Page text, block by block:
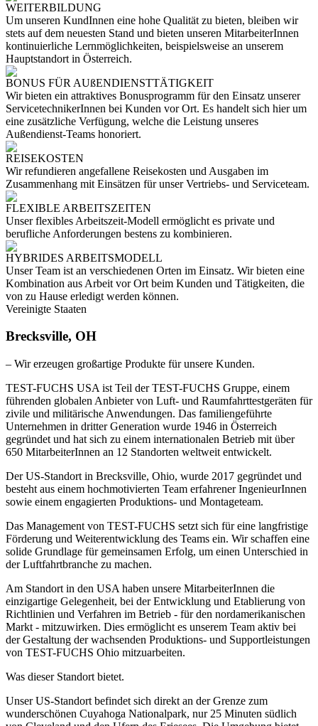
WEITERBILDUNG
Um unseren KundInnen eine hohe Qualität zu bieten, bleiben wir
stets auf dem neuesten Stand und bieten unseren MitarbeiterInnen
kontinuierliche Lernmöglichkeiten, beispielsweise an unserem
Hauptstandort in Österreich.
BONUS FÜR AUßENDIENSTTÄTIGKEIT
Wir bieten ein attraktives Bonusprogramm für den Einsatz unserer
ServicetechnikerInnen bei Kunden vor Ort. Es handelt sich hier um
eine zusätzliche Verfügung, welche die Leistung unseres
Außendienst-Teams honoriert.
REISEKOSTEN
Wir refundieren angefallene Reisekosten und Ausgaben im
Zusammenhang mit Einsätzen für unser Vertriebs- und Serviceteam.
FLEXIBLE ARBEITSZEITEN
Unser flexibles Arbeitszeit-Modell ermöglicht es private und
berufliche Anforderungen bestens zu kombinieren.
HYBRIDES ARBEITSMODELL
Unser Team ist an verschiedenen Orten im Einsatz. Wir bieten eine
Kombination aus Arbeit vor Ort beim Kunden und Tätigkeiten, die
von zu Hause erledigt werden können.
Vereinigte Staaten
Brecksville, OH
– Wir erzeugen großartige Produkte für unsere Kunden.
TEST-FUCHS USA ist Teil der TEST-FUCHS Gruppe, einem
führenden globalen Anbieter von Luft- und Raumfahrttestgeräten für
zivile und militärische Anwendungen. Das familiengeführte
Unternehmen in dritter Generation wurde 1946 in Österreich
gegründet und hat sich zu einem internationalen Betrieb mit über
650 MitarbeiterInnen an 12 Standorten weltweit entwickelt.
Der US-Standort in Brecksville, Ohio, wurde 2017 gegründet und
besteht aus einem hochmotivierten Team erfahrener IngenieurInnen
sowie einem engagierten Produktions- und Montageteam.
Das Management von TEST-FUCHS setzt sich für eine langfristige
Förderung und Weiterentwicklung des Teams ein. Wir schaffen eine
solide Grundlage für gemeinsamen Erfolg, um einen Unterschied in
der Luftfahrtbranche zu machen.
Am Standort in den USA haben unsere MitarbeiterInnen die
einzigartige Gelegenheit, bei der Entwicklung und Etablierung von
Richtlinien und Verfahren im Betrieb - für den nordamerikanischen
Markt - mitzuwirken. Dies ermöglicht es unserem Team aktiv bei
der Gestaltung der wachsenden Produktions- und Supportleistungen
von TEST-FUCHS Ohio mitzuarbeiten.
Was dieser Standort bietet.
Unser US-Standort befindet sich direkt an der Grenze zum
wunderschönen Cuyahoga Nationalpark, nur 25 Minuten südlich